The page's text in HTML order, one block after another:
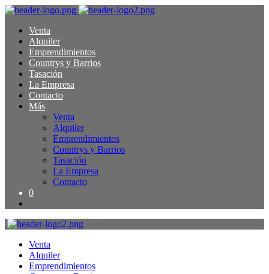
Venta
Alquiler
Emprendimientos
Countrys y Barrios
Tasación
La Empresa
Contacto
Más
Venta
Alquiler
Emprendimientos
Countrys y Barrios
Tasación
La Empresa
Contacto
0
Venta
Alquiler
Emprendimientos